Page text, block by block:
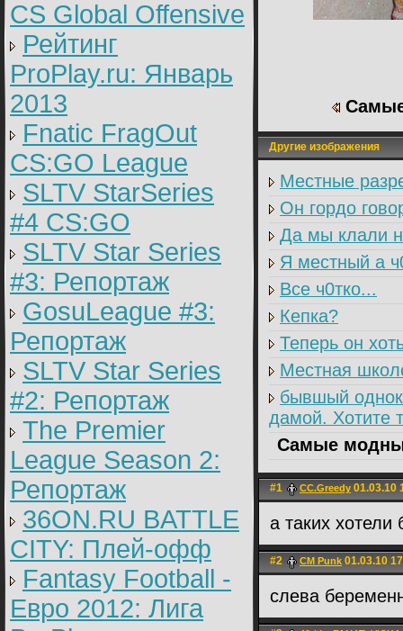
CS Global Offensive
Рейтинг
ProPlay.ru: Январь
2013
Fnatic FragOut
CS:GO League
SLTV StarSeries
#4 CS:GO
SLTV Star Series
#3: Репортаж
GosuLeague #3:
Репортаж
SLTV Star Series
#2: Репортаж
The Premier
League Season 2:
Репортаж
36ON.RU BATTLE
CITY: Плей-офф
Fantasy Football -
Евро 2012: Лига
Самые
Другие изображения
Местные
Он гордо
Да мы клали
Я местный а
Все ч0тко...
Кепка?
Теперь он
Местная
бывшый
дамой. Хотите
Самые
#1 CC.Greedy 01.03.10
а таких хотели
#2 CM Punk 01.03.10
слева